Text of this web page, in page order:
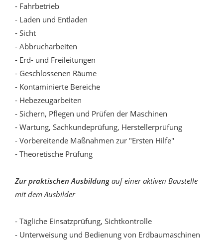
- Fahrbetrieb
- Laden und Entladen
- Sicht
- Abbrucharbeiten
- Erd- und Freileitungen
- Geschlossenen Räume
- Kontaminierte Bereiche
- Hebezeugarbeiten
- Sichern, Pflegen und Prüfen der Maschinen
- Wartung, Sachkundeprüfung, Herstellerprüfung
- Vorbereitende Maßnahmen zur "Ersten Hilfe"
- Theoretische Prüfung
Zur praktischen Ausbildungauf einer aktiven Baustelle
mit dem Ausbilder
- Tägliche Einsatzprüfung, Sichtkontrolle
- Unterweisung und Bedienung von Erdbaumaschinen